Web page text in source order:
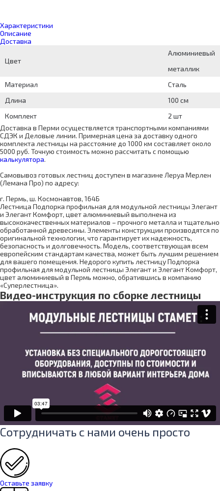
Характеристики
Описание
Доставка
Цвет
Алюминиевый
металлик
Материал
Сталь
Длина
100 см
Комплект
2 шт
Доставка в Перми осуществляется транспортными компаниями
СДЭК и Деловые линии. Примерная цена за доставку одного
комплекта лестницы на расстояние до 1000 км составляет около
5000 руб. Точную стоимость можно рассчитать с помощью
калькулятора.
Самовывоз готовых лестниц доступен в магазине Леруа Мерлен
(Лемана Про) по адресу:
г. Пермь, ш. Космонавтов, 164Б
Лестница Подпорка профильная для модульной лестницы Элегант
и Элегант Комфорт, цвет алюминиевый выполнена из
высококачественных материалов – прочного металла и тщательно
обработанной древесины. Элементы конструкции производятся по
оригинальной технологии, что гарантирует их надежность,
безопасность и долговечность. Модель, соответствующая всем
европейским стандартам качества, может быть лучшим решением
для вашего помещения. Недорого купить лестницу Подпорка
профильная для модульной лестницы Элегант и Элегант Комфорт,
цвет алюминиевый в Пермь можно, обратившись в компанию
«Суперлестница».
Видео-инструкция по сборке лестницы
Сотрудничать с нами очень просто
Оставьте заявку